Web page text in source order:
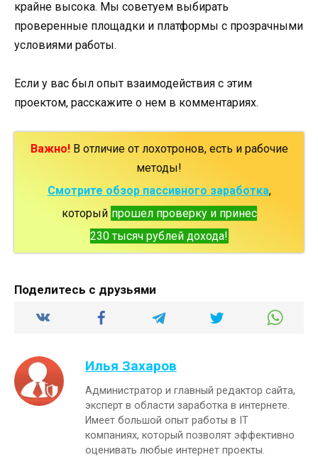
крайне высока. Мы советуем выбирать
проверенные площадки и платформы с прозрачными
условиями работы.
Если у вас был опыт взаимодействия с этим
проектом, расскажите о нем в комментариях.
Важно!В отличие от лохотронов, есть и рабочие
методы!
Смотрите обзор пассивного заработка,
который прошел проверку и принес
230 тысяч рублей дохода!
Поделитесь с друзьями
Илья Захаров
Администратор и главный редактор сайта,
эксперт в области заработка в интернете.
Имеет большой опыт работы в IT
компаниях, который позволят эффективно
оценивать любые интернет проекты.